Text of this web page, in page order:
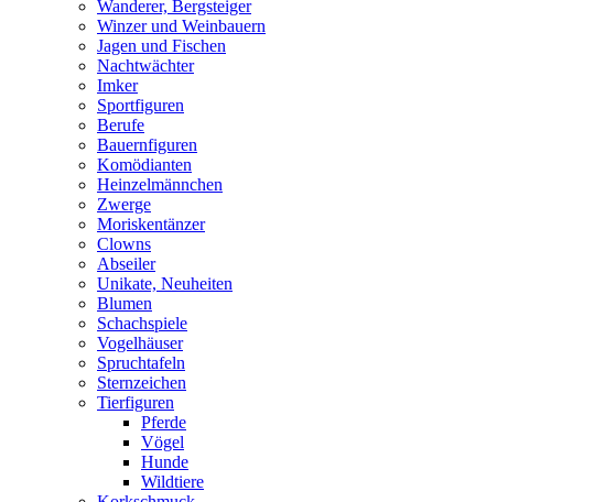
Wanderer, Bergsteiger
Winzer und Weinbauern
Jagen und Fischen
Nachtwächter
Imker
Sportfiguren
Berufe
Bauernfiguren
Komödianten
Heinzelmännchen
Zwerge
Moriskentänzer
Clowns
Abseiler
Unikate, Neuheiten
Blumen
Schachspiele
Vogelhäuser
Spruchtafeln
Sternzeichen
Tierfiguren
Pferde
Vögel
Hunde
Wildtiere